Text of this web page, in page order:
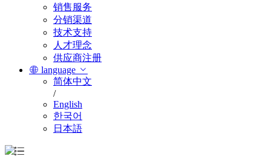
销售服务
分销渠道
技术支持
人才理念
供应商注册
language
简体中文
/
English
한국어
日本語